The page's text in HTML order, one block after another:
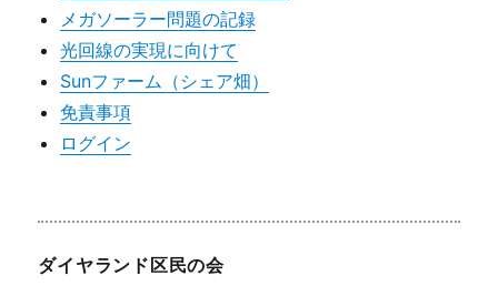
メガソーラー問題の記録
光回線の実現に向けて
Sunファーム（シェア畑）
免責事項
ログイン
ダイヤランド区民の会